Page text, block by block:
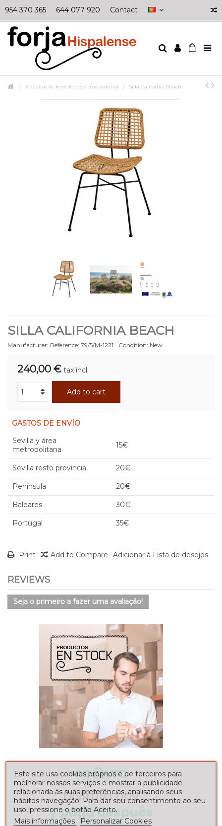
954 370 365 644 077 920 Contact
Cadeiras de ferro forjado para exterior Silla California Beach
SILLA CALIFORNIA BEACH
Manufacturer: Reference: 79/5/M-1221 Condition: New
240,00 € tax incl.
Add to cart
GASTOS DE ENVÍO
Sevilla y área
metropolitana
15€
Sevilla resto provincia 20€
Península 20€
Baleares 30€
Portugal 35€
Print Add to Compare Adicionar à Lista de desejos
REVIEWS
Seja o primeiro a fazer uma avaliação!
Este site usa cookies próprios e de terceiros para
melhorar nossos serviços e mostrar a publicidade
relacionada às suas preferências, analisando seus
hábitos navegação. Para dar seu consentimento ao seu
uso, pressione o botão Aceito.
Mais informações Personalizar Cookies